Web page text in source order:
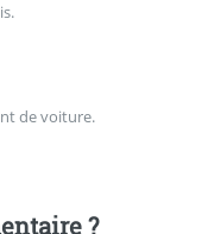
de voiture.
?